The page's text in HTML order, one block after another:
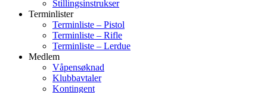
Stillingsinstrukser
Terminlister
Terminliste – Pistol
Terminliste – Rifle
Terminliste – Lerdue
Medlem
Våpensøknad
Klubbavtaler
Kontingent